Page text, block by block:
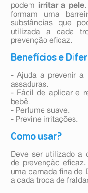
podem irritar a pele.
formam uma
substâncias que
utilizada a cada
prevenção eficaz.
Benefícios e
- Ajuda a prevenir a
assaduras.
- Fácil de aplicar e
bebê.
- Perfume suave.
- Previne irritações.
Como usar?
Deve ser utilizado a
de prevenção
uma camada fina de
a cada troca de